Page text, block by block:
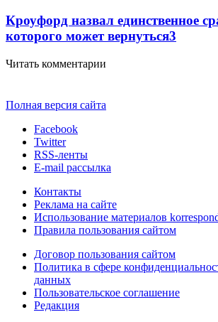
Кроуфорд назвал единственное
которого может вернуться3
Читать комментарии
Полная версия сайта
Facebook
Twitter
RSS-ленты
E-mail рассылка
Контакты
Реклама на сайте
Использование материалов
Правила пользования сайтом
Договор пользования сайтом
Политика в сфере
данных
Пользовательское соглашение
Редакция